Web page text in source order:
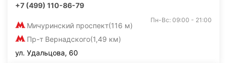
+7 (499) 110-86-79
Мичуринский проспект(116 м)
Пр-т Вернадского(1,49 км)
Пн-Вс: 09:00 - 21:00
ул. Удальцова, 60